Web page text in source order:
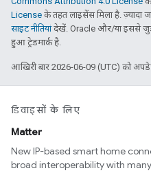
License के तहत लाइसेंस मिला है. ज़्यादा
साइट नीतियांदेखें. Oracle और/या इससे
हुआ ट्रेडमार्क है.
आखिरी बार 2026-06-09 (UTC) को
डिवाइसों के लिए
Matter
New IP-based smart home
broad interoperability with